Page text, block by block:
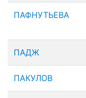
ПАФНУТЬЕВА
ПАДЖ
ПАКУЛОВ